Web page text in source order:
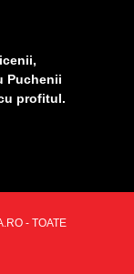
Puchenii
profitul.
- TOATE